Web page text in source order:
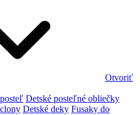
Otvoriť
Detské posteľné obliečky
Detské deky Fusaky do